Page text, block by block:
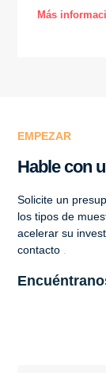
Más
EMPEZAR
Hable con
Solicite un
los tipos de
acelerar su
contacto .